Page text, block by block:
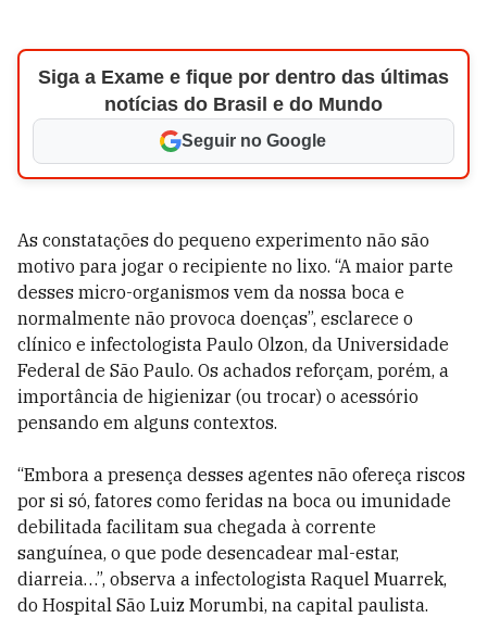
Siga a Exame e fique por dentro das últimas
notícias do Brasil e do Mundo
Seguir no Google
As constatações do pequeno experimento não são
motivo para jogar o recipiente no lixo. “A maior parte
desses micro-organismos vem da nossa boca e
normalmente não provoca doenças”, esclarece o
clínico e infectologista Paulo Olzon, da Universidade
Federal de São Paulo. Os achados reforçam, porém, a
importância de higienizar (ou trocar) o acessório
pensando em alguns contextos.
“Embora a presença desses agentes não ofereça riscos
por si só, fatores como feridas na boca ou imunidade
debilitada facilitam sua chegada à corrente
sanguínea, o que pode desencadear mal-estar,
diarreia…”, observa a infectologista Raquel Muarrek,
do Hospital São Luiz Morumbi, na capital paulista.